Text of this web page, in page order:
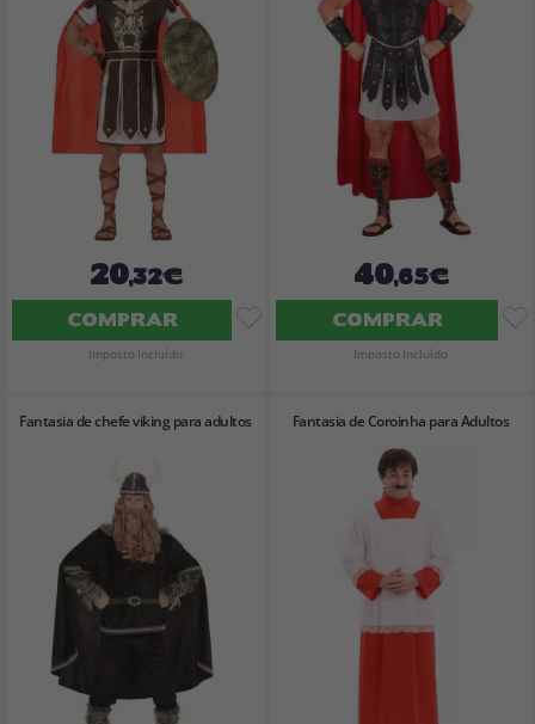
20,32€
COMPRAR
Imposto Incluído
40,65€
COMPRAR
Imposto Incluído
Fantasia de chefe viking para adultos Fantasia de Coroinha para Adultos